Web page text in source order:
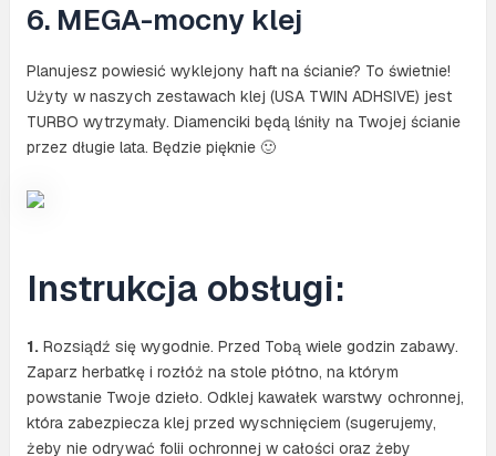
6. MEGA-mocny klej
Planujesz powiesić wyklejony haft na ścianie? To świetnie!
Użyty w naszych zestawach klej (USA TWIN ADHSIVE) jest
TURBO wytrzymały. Diamenciki będą lśniły na Twojej ścianie
przez długie lata. Będzie pięknie 🙂
Instrukcja obsługi:
1.Rozsiądź się wygodnie. Przed Tobą wiele godzin zabawy.
Zaparz herbatkę i rozłóż na stole płótno, na którym
powstanie Twoje dzieło. Odklej kawałek warstwy ochronnej,
która zabezpiecza klej przed wyschnięciem (sugerujemy,
żeby nie odrywać folii ochronnej w całości oraz żeby